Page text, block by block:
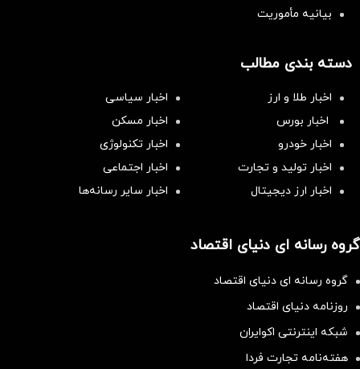
بیانیه مأموریت
دسته بندی مطالب
اخبار طلا و ارز
اخبار سیاسی
اخبار بورس
اخبار مسکن
اخبار خودرو
اخبار تکنولوژی
اخبار تولید و تجارت
اخبار اجتماعی
اخبار ارز دیجیتال
اخبار سایر رسانه‌‌ها
گروه رسانه ای دنیای اقتصاد
گروه رسانه ای دنیای اقتصاد
روزنامه دنیای اقتصاد
شبکه اینترنتی اکوایران
هفته‌نامه تجارت فردا